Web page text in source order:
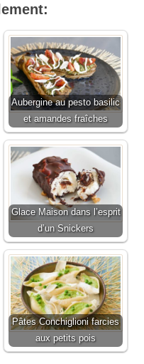
Aubergine au pesto basilic
et amandes fraîches
Glace Maison dans l’esprit
d’un Snickers
Pâtes Conchiglioni farcies
aux petits pois